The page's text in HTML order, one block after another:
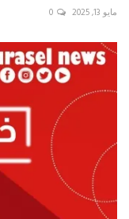
مايو 13, 2025 0